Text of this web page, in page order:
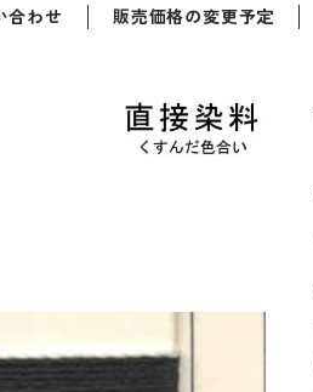
合わせ 販売価格の変更予定